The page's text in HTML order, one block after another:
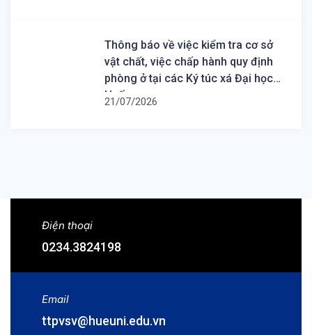
Thông báo về việc kiểm tra cơ sở
vật chất, việc chấp hành quy định
phòng ở tại các Ký túc xá Đại học
Huế
21/07/2026
Điện thoại
0234.3824198
Email
ttpvsv@hueuni.edu.vn